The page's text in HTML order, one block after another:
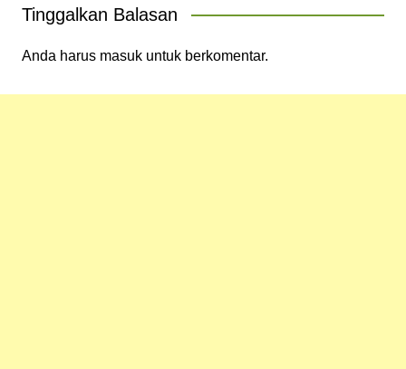
Tinggalkan Balasan
Anda harus masukuntuk berkomentar.